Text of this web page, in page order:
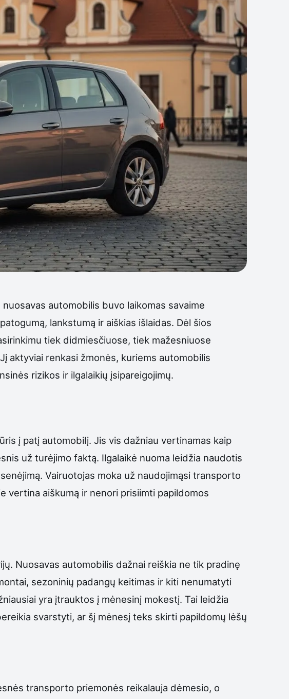
automobilis buvo laikomas savaime
lankstumą ir aiškias išlaidas. Dėl šios
tiek didmiesčiuose, tiek mažesniuose
aktyviai renkasi žmonės, kuriems automobilis
rizikos ir ilgalaikių įsipareigojimų.
į patį automobilį. Jis vis dažniau vertinamas kaip
už turėjimo faktą. Ilgalaikė nuoma leidžia naudotis
Vairuotojas moka už naudojimąsi transporto
vertina aiškumą ir nenori prisiimti papildomos
Nuosavas automobilis dažnai reiškia ne tik pradinę
sezoninių padangų keitimas ir kiti nenumatyti
yra įtrauktos į mėnesinį mokestį. Tai leidžia
svarstyti, ar šį mėnesį teks skirti papildomų lėšų
transporto priemonės reikalauja dėmesio, o